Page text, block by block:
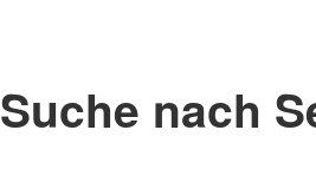
Suche nach